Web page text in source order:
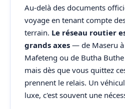
Au-delà des documents
voyage en tenant compte
terrain. Le réseau routier
grands axes — de Maseru
Mafeteng ou de Butha
mais dès que vous quittez
prennent le relais. Un
luxe, c'est souvent une